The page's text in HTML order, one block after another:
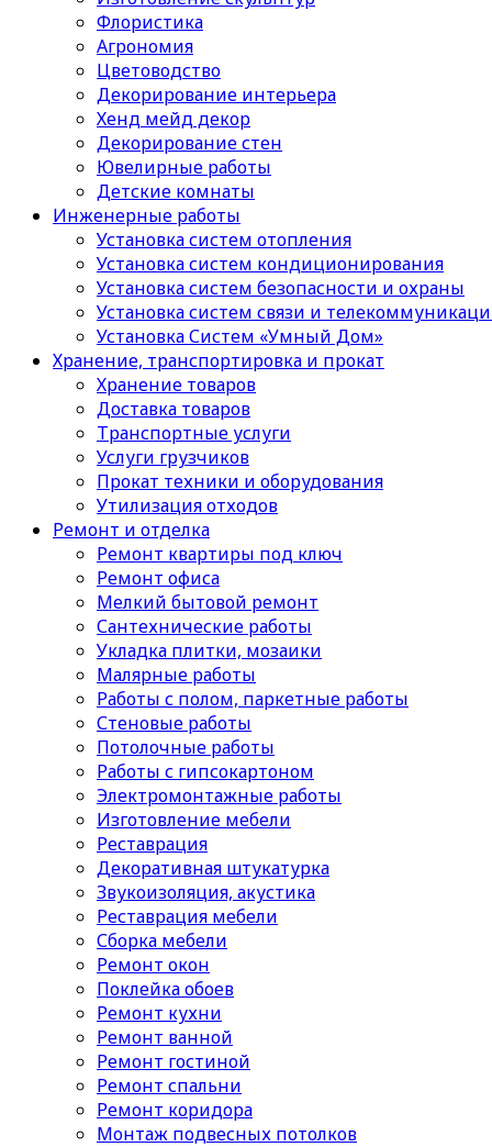
Флористика
Агрономия
Цветоводство
Декорирование интерьера
Хенд мейд декор
Декорирование стен
Ювелирные работы
Детские комнаты
Инженерные работы
Установка систем отопления
Установка систем кондиционирования
Установка систем безопасности и охраны
Установка систем связи и
Установка Систем «Умный Дом»
Хранение, транспортировка и прокат
Хранение товаров
Доставка товаров
Транспортные услуги
Услуги грузчиков
Прокат техники и оборудования
Утилизация отходов
Ремонт и отделка
Ремонт квартиры под ключ
Ремонт офиса
Мелкий бытовой ремонт
Сантехнические работы
Укладка плитки, мозаики
Малярные работы
Работы с полом, паркетные работы
Стеновые работы
Потолочные работы
Работы с гипсокартоном
Электромонтажные работы
Изготовление мебели
Реставрация
Декоративная штукатурка
Звукоизоляция, акустика
Реставрация мебели
Сборка мебели
Ремонт окон
Поклейка обоев
Ремонт кухни
Ремонт ванной
Ремонт гостиной
Ремонт спальни
Ремонт коридора
Монтаж подвесных потолков